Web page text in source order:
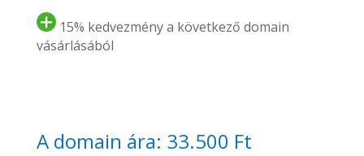
15% kedvezmény a következő domain
vásárlásából
A domain ára: 33.500 Ft